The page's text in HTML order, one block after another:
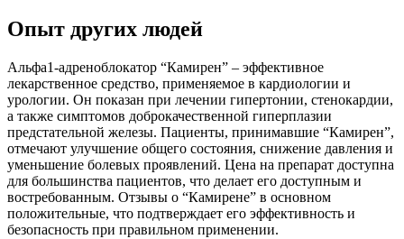
Опыт других людей
Альфа1-адреноблокатор “Камирен” – эффективное
лекарственное средство, применяемое в кардиологии и
урологии. Он показан при лечении гипертонии, стенокардии,
а также симптомов доброкачественной гиперплазии
предстательной железы. Пациенты, принимавшие “Камирен”,
отмечают улучшение общего состояния, снижение давления и
уменьшение болевых проявлений. Цена на препарат доступна
для большинства пациентов, что делает его доступным и
востребованным. Отзывы о “Камирене” в основном
положительные, что подтверждает его эффективность и
безопасность при правильном применении.